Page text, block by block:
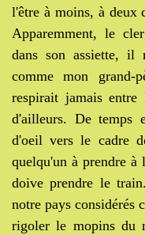
l'être à moins, à deux
Apparemment, le
dans son assiette, il
comme mon
respirait jamais
d'ailleurs. De temps
d'oeil vers le cadre
quelqu'un à prendre
doive prendre le
notre pays considérés
rigoler le mopins du